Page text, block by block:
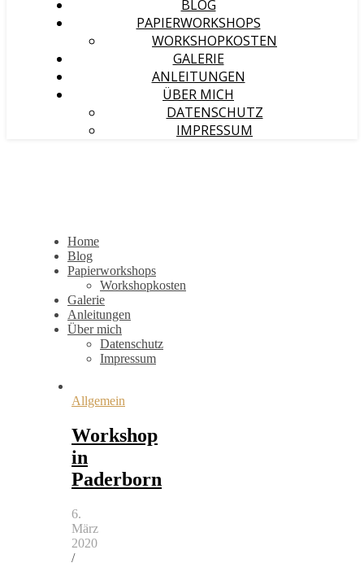
BLOG
PAPIERWORKSHOPS
WORKSHOPKOSTEN
GALERIE
ANLEITUNGEN
ÜBER MICH
DATENSCHUTZ
IMPRESSUM
Home
Blog
Papierworkshops
Workshopkosten
Galerie
Anleitungen
Über mich
Datenschutz
Impressum
Allgemein
Workshop
in
Paderborn
6.
März
2020
/